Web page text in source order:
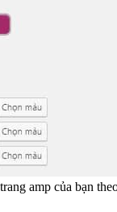
amp của bạn